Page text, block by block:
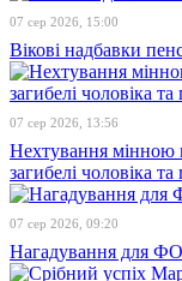
07 сер 2026, 15:00
Вікові надбавки
07 сер 2026, 13:56
Нехтування мінною
загибелі чоловіка
07 сер 2026, 09:20
Нагадування для